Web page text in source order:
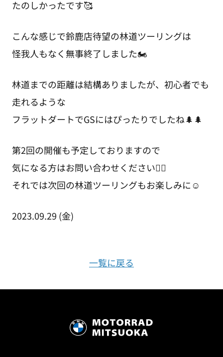
たのしかったです🥰
こんな感じで鈴鹿店待望の林道ツーリングは
怪我人もなく無事終了しました🏍️
林道までの距離は結構ありましたが、初心者でも
走れるような
フラットダートでGSにはぴったりでしたね🌲🌲
第2回の開催も予定しておりますので
気になる方はお問い合わせください💁‍♀️
それでは次回の林道ツーリングもお楽しみに☺️
2023.09.29 (金)
一覧に戻る